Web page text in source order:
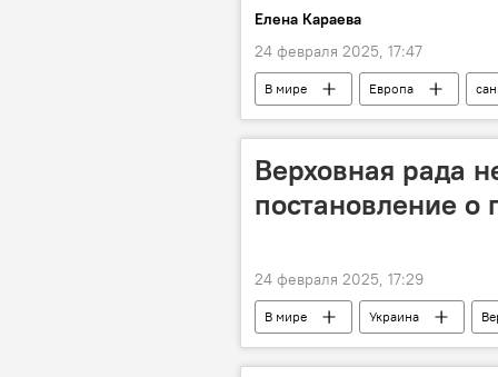
Елена Караева
24 февраля 2025, 17:47
В мире Европа
антироссийские санкции
Верховная рада
постановление о
24 февраля 2025, 17:29
В мире Украина
Политика